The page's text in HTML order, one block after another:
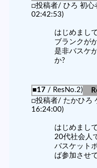
□投稿者/ ひろ 初
02:42:53)
はじめまし
ブランクが
是非バスケ
か?
■17 / ResNo.2)
□投稿者/ たかひろ
16:24:00)
はじめまして
20代社会人
バスケット
ば参加させ